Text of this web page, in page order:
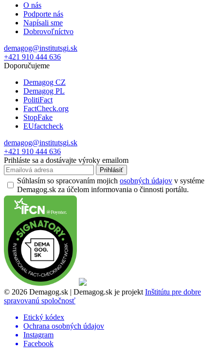
O nás
Podporte nás
Napísali sme
Dobrovoľníctvo
demagog@institutsgi.sk
+421 910 444 636
Doporučujeme
Demagog CZ
Demagog PL
PolitiFact
FactCheck.org
StopFake
EUfactcheck
demagog@institutsgi.sk
+421 910 444 636
Prihláste sa a dostávajte výroky emailom
Prihlásiť
Súhlasím so spracovaním mojich osobných údajov v systéme
Demagog.sk za účelom informovania o činnosti portálu.
© 2026 Demagog.sk | Demagog.sk je projekt Inštitútu pre dobre
spravovanú spoločnosť
Etický kódex
Ochrana osobných údajov
Instagram
Facebook